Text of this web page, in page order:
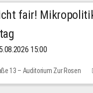
fair!
15:00
13 – Auditorium Zur Rosen